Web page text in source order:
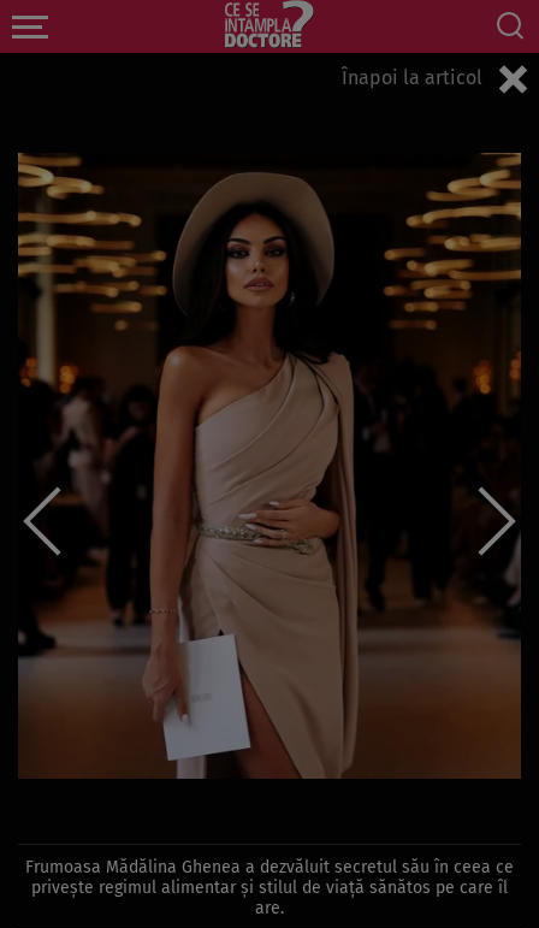
Înapoi la articol
Frumoasa Mădălina Ghenea a dezvăluit secretul său în ceea ce
privește regimul alimentar și stilul de viață sănătos pe care îl
are.